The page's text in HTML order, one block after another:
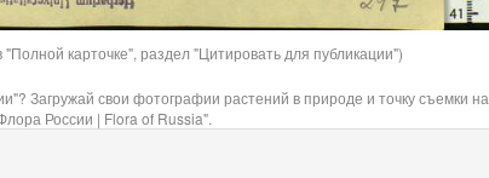
карточке", раздел "Цитировать для публикации")
Загружай свои фотографии растений в природе и точку съемки на
России | Flora of Russia".